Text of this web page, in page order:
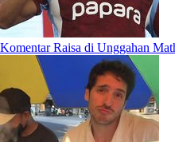
Komentar Raisa di Unggahan